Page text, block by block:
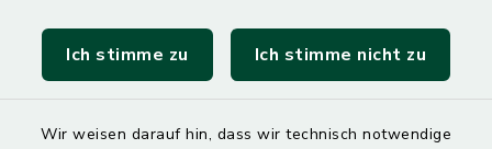
Ich stimme zu Ich stimme nicht zu
Wir weisen darauf hin, dass wir technisch notwendige
SoNNe e. V.